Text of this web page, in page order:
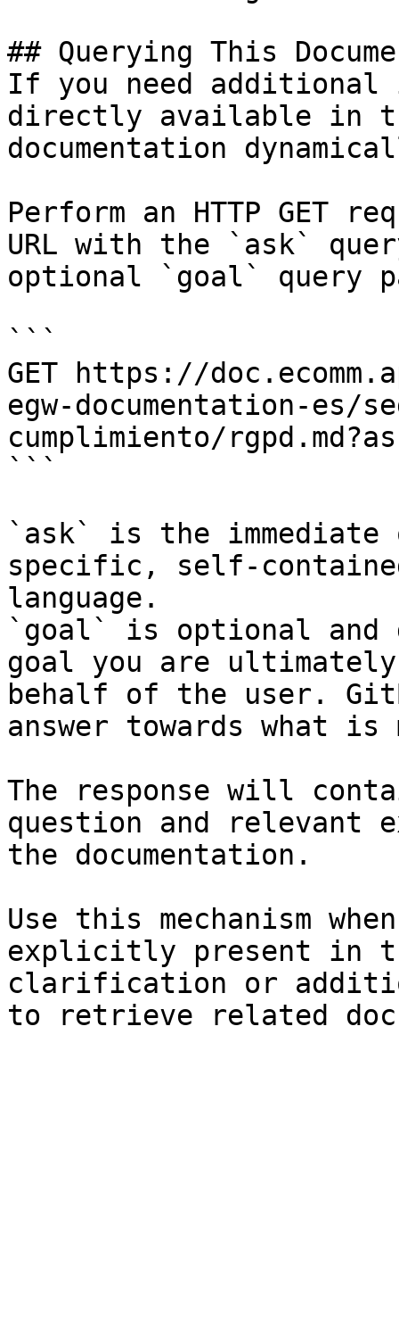
## Querying This
If you need
directly available in
documentation
Perform an HTTP GET
URL with the `ask`
optional `goal` query
```
GET https://
egw-documentation-es/
cumplimiento/
```
`ask` is the
specific, self-
language.
`goal` is optional and
goal you are
behalf of the user.
answer towards what
The response will
question and relevant
the documentation.
Use this mechanism
explicitly present in
clarification or